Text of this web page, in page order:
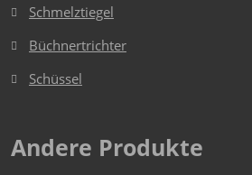
Schmelztiegel
Büchnertrichter
Schüssel
Andere Produkte